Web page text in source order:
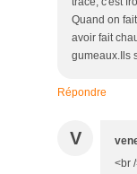
Quand on
avoir fait
gumeaux.Ils
Répondre
V
<br